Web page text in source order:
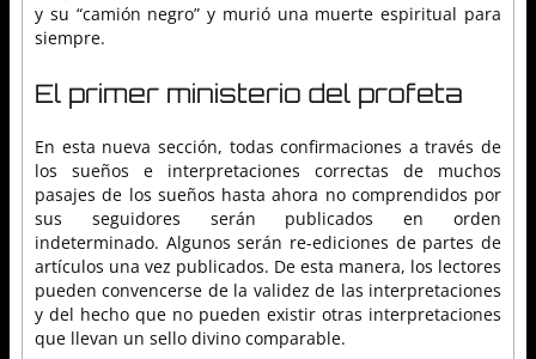
y su “camión negro” y murió una muerte espiritual para
siempre.
El primer ministerio del profeta
En esta nueva sección, todas confirmaciones a través de
los sueños e interpretaciones correctas de muchos
pasajes de los sueños hasta ahora no comprendidos por
sus seguidores serán publicados en orden
indeterminado. Algunos serán re-ediciones de partes de
artículos una vez publicados. De esta manera, los lectores
pueden convencerse de la validez de las interpretaciones
y del hecho que no pueden existir otras interpretaciones
que llevan un sello divino comparable.